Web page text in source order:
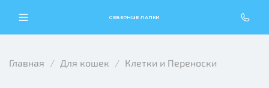
СЕВЕРНЫЕ ЛАПКИ
Главная Для кошек Клетки и Переноски